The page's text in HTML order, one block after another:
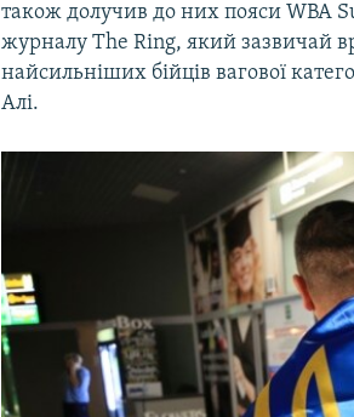
також долучив до них пояси WBA
журналу The Ring, який зазвичай
найсильніших бійців вагової
Алі.